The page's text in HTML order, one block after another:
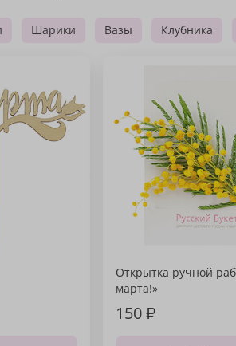
Шарики Вазы Клубника
Открытка ручной
марта!»
150₽